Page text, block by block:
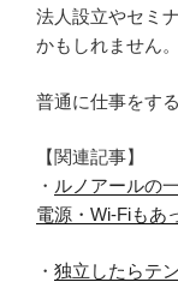
法人設立やセミ
かもしれません。
普通に仕事をす
【関連記事】
・ ルノアールの
電源・Wi-Fiもあ
・ 独立したらテ